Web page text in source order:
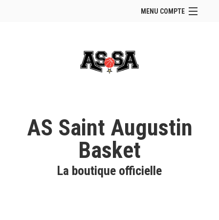
MENU COMPTE
Se connecter
Panier (vide)
AS Saint Augustin
Basket
La boutique officielle